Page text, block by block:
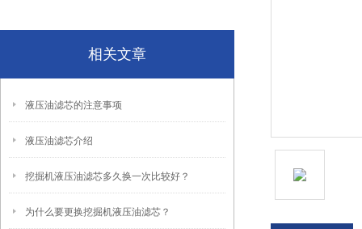
相关文章
液压油滤芯的注意事项
液压油滤芯介绍
挖掘机液压油滤芯多久换一次比较好？
为什么要更换挖掘机液压油滤芯？